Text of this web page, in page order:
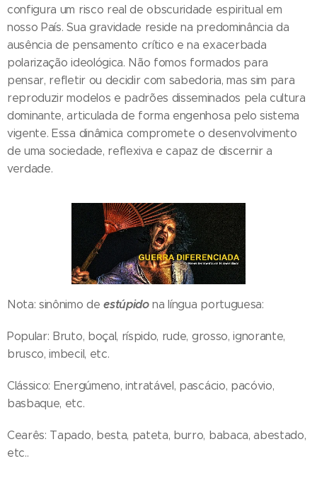
configura um risco real de obscuridade espiritual em
nosso País. Sua gravidade reside na predominância da
ausência de pensamento crítico e na exacerbada
polarização ideológica. Não fomos formados para
pensar, refletir ou decidir com sabedoria, mas sim para
reproduzir modelos e padrões disseminados pela cultura
dominante, articulada de forma engenhosa pelo sistema
vigente. Essa dinâmica compromete o desenvolvimento
de uma sociedade, reflexiva e capaz de discernir a
verdade.
Nota: sinônimo deestúpidona língua portuguesa:
Popular: Bruto, boçal, ríspido, rude, grosso, ignorante,
brusco, imbecil, etc.
Clássico: Energúmeno, intratável, pascácio, pacóvio,
basbaque, etc.
Cearês: Tapado, besta, pateta, burro, babaca, abestado,
etc..